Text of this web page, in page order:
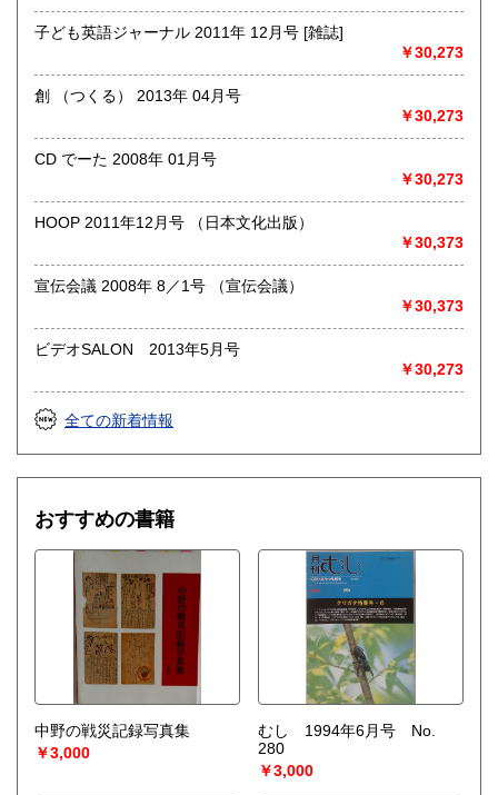
子ども英語ジャーナル 2011年 12月号 [雑誌]
￥30,273
創 （つくる） 2013年 04月号
￥30,273
CD でーた 2008年 01月号
￥30,273
HOOP 2011年12月号 （日本文化出版）
￥30,373
宣伝会議 2008年 8／1号 （宣伝会議）
￥30,373
ビデオSALON 2013年5月号
￥30,273
全ての新着情報
おすすめの書籍
中野の戦災記録写真集
￥3,000
むし 1994年6月号 No.
280
￥3,000